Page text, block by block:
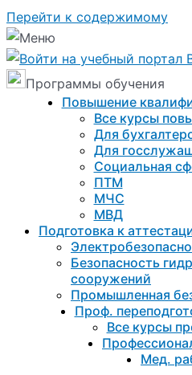
Перейти к содержимому
Программы обучения
Повышение
Все курсы
Для
Для
Социальная
ПТМ
МЧС
МВД
Подготовка к
Безопасность
сооружений
Промышленная
Проф.
Все курсы
Мед.